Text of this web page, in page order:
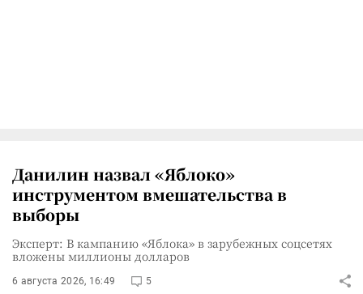
Данилин назвал «Яблоко»
инструментом вмешательства в
выборы
Эксперт: В кампанию «Яблока» в зарубежных соцсетях
вложены миллионы долларов
6 августа 2026, 16:49 5